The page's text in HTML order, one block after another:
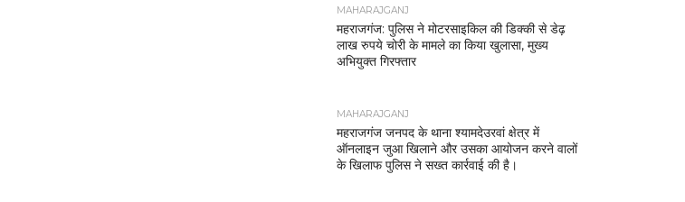
MAHARAJGANJ
महराजगंज: पुलिस ने मोटरसाइकिल की डिक्की से डेढ़
लाख रुपये चोरी के मामले का किया खुलासा, मुख्य
अभियुक्त गिरफ्तार
MAHARAJGANJ
महराजगंज जनपद के थाना श्यामदेउरवां क्षेत्र में
ऑनलाइन जुआ खिलाने और उसका आयोजन करने वालों
के खिलाफ पुलिस ने सख्त कार्रवाई की है।